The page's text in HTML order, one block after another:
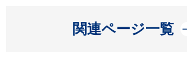
関連ページ一覧
開く